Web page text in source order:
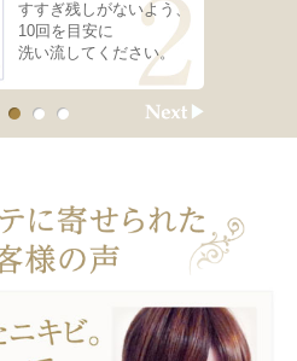
すすぎ残しがないよう、
10回を目安に
洗い流してください。